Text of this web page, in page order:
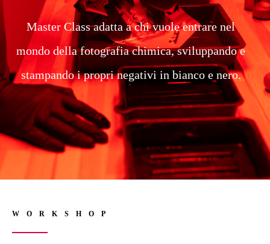
Master Class adatta a chi vuole entrare nel
mondo della fotografia chimica, sviluppando e
stampando i propri negativi in bianco e nero.
WORKSHOP